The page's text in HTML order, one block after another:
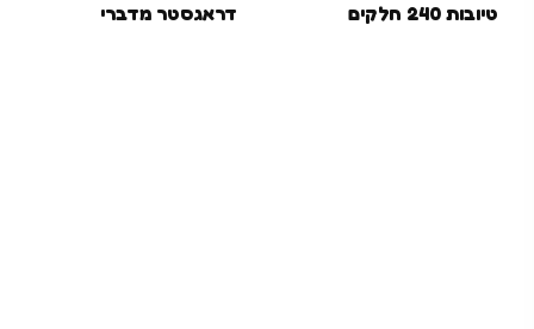
טיובות 240 חלקים
דראגסטר מדברי